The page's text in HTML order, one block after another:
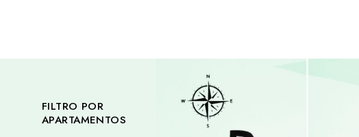
FILTRO POR
APARTAMENTOS